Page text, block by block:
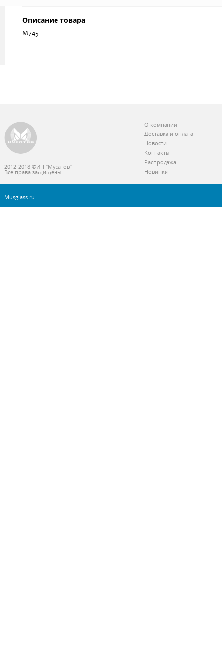
Описание товара
М745
2012-2018 ©ИП “Мусатов”
Все права защищены
О компании
Доставка и оплата
Новости
Контакты
Распродажа
Новинки
Musglass.ru